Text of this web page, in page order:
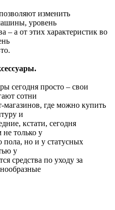
изменить
уровень
– а от этих характеристик во
сегодня просто – свои
сотни
магазинов, где можно купить
и
кстати, сегодня
только у
пола, но и у статусных
у
средства по уходу за